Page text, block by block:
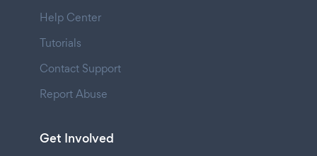
Help Center
Tutorials
Contact Support
Report Abuse
Get Involved